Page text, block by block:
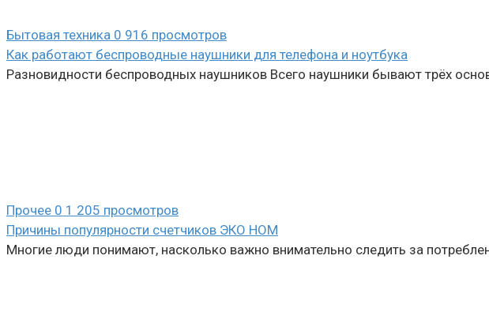
Бытовая техника 0 916 просмотров
Как работают беспроводные наушники для телефона и ноутбука
Разновидности беспроводных наушников Всего наушники бывают трёх
Прочее 0 1 205 просмотров
Причины популярности счетчиков ЭКО НОМ
Многие люди понимают, насколько важно внимательно следить за